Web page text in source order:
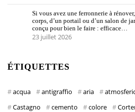
Si vous avez une ferronnerie à
corps, d’un portail ou d’un salon de
conçu pour bien le faire : efficace…
23 juillet 2026
ÉTIQUETTES
acqua antigraffio aria
Castagno
cemento colore